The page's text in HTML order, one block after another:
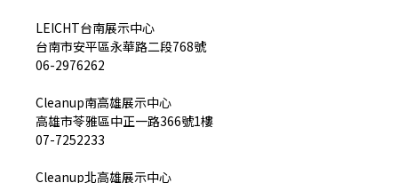
LEICHT台南展示中心
台南市安平區永華路二段768號
06-2976262
Cleanup南高雄展示中心
高雄市苓雅區中正一路366號1樓
07-7252233
Cleanup北高雄展示中心